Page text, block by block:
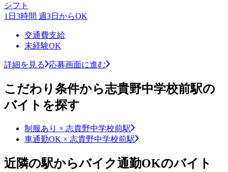
シフト
1日3時間 週3日からOK
交通費支給
未経験OK
詳細を見る 応募画面に進む
こだわり条件から志貴野中学校前駅の
バイトを探す
制服あり × 志貴野中学校前駅
車通勤OK × 志貴野中学校前駅
近隣の駅からバイク通勤OKのバイト